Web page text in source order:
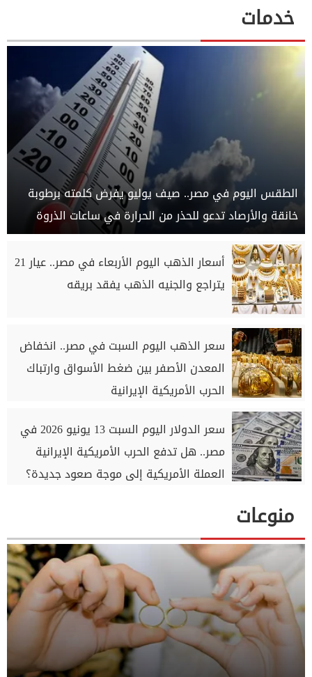
خدمات
الطقس اليوم في مصر.. صيف يوليو يفرض كلمته برطوبة
خانقة والأرصاد تدعو للحذر من الحرارة في ساعات الذروة
أسعار الذهب اليوم الأربعاء في مصر.. عيار 21
يتراجع والجنيه الذهب يفقد بريقه
سعر الذهب اليوم السبت في مصر.. انخفاض
المعدن الأصفر بين ضغط الأسواق وارتباك
الحرب الأمريكية الإيرانية
سعر الدولار اليوم السبت 13 يونيو 2026 في
مصر.. هل تدفع الحرب الأمريكية الإيرانية
العملة الأمريكية إلى موجة صعود جديدة؟
منوعات